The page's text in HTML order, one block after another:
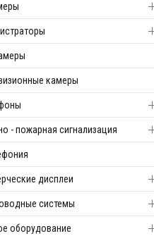
камеры
- пожарная сигнализация
дисплеи
системы
оборудование